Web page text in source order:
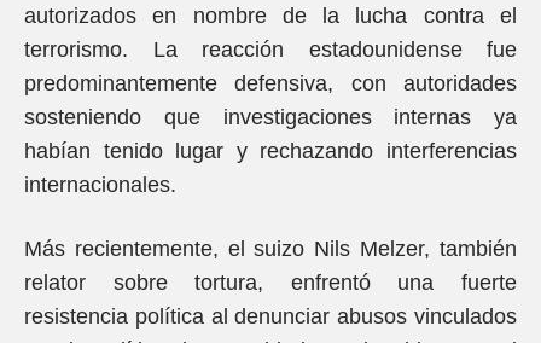
autorizados en nombre de la lucha contra el
terrorismo. La reacción estadounidense fue
predominantemente defensiva, con autoridades
sosteniendo que investigaciones internas ya
habían tenido lugar y rechazando interferencias
internacionales.
Más recientemente, el suizo Nils Melzer, también
relator sobre tortura, enfrentó una fuerte
resistencia política al denunciar abusos vinculados